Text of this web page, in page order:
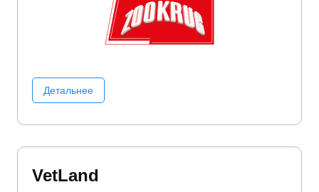
Детальнее
VetLand